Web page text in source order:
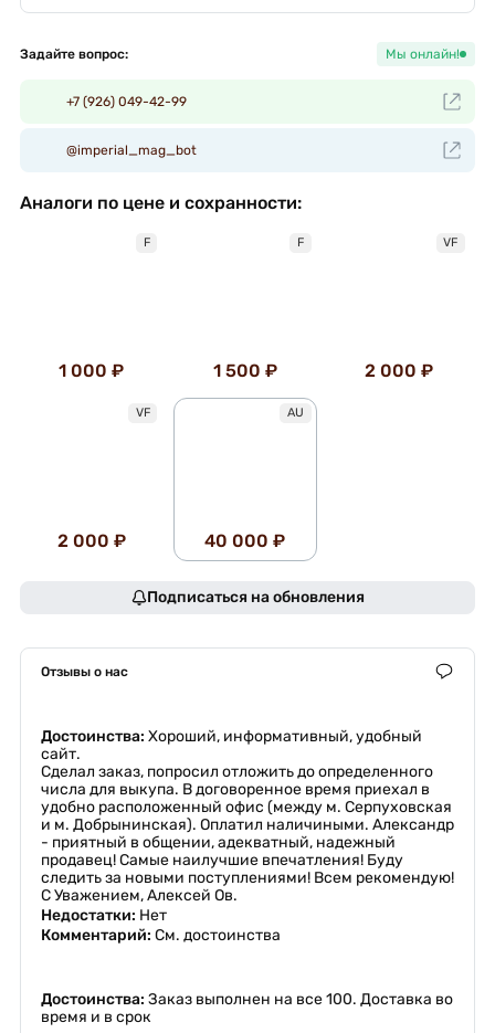
Задайте вопрос: Мы онлайн!
+7 (926) 049-42-99
@imperial_mag_bot
Аналоги по цене и сохранности:
F
1 000 ₽
F
1 500 ₽
VF
2 000 ₽
VF
2 000 ₽
AU
40 000 ₽
Подписаться на обновления
Отзывы о нас
Достоинства: Хороший, информативный, удобный
сайт.
Сделал заказ, попросил отложить до определенного
числа для выкупа. В договоренное время приехал в
удобно расположенный офис (между м. Серпуховская
и м. Добрынинская). Оплатил наличиными. Александр
- приятный в общении, адекватный, надежный
продавец! Самые наилучшие впечатления! Буду
следить за новыми поступлениями! Всем рекомендую!
С Уважением, Алексей Ов.
Недостатки: Нет
Комментарий: См. достоинства
Достоинства: Заказ выполнен на все 100. Доставка во
время и в срок